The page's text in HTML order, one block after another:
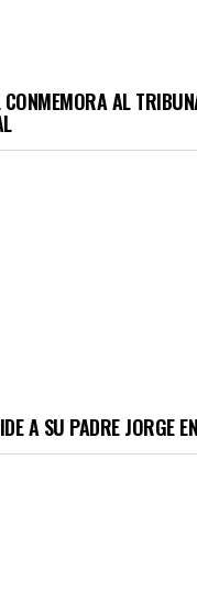
AL
A SU PADRE JORGE